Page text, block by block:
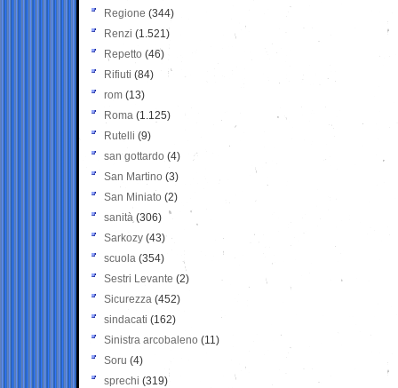
Regione (344)
Renzi (1.521)
Repetto (46)
Rifiuti (84)
rom (13)
Roma (1.125)
Rutelli (9)
san gottardo (4)
San Martino (3)
San Miniato (2)
sanità (306)
Sarkozy (43)
scuola (354)
Sestri Levante (2)
Sicurezza (452)
sindacati (162)
Sinistra arcobaleno (11)
Soru (4)
sprechi (319)